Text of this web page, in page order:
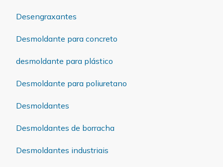
Desengraxantes
Desmoldante para concreto
desmoldante para plástico
Desmoldante para poliuretano
Desmoldantes
Desmoldantes de borracha
Desmoldantes industriais